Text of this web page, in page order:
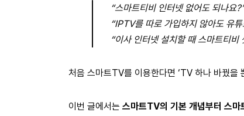
“스마트티비 인터넷 없어도 되나요
“IPTV를 따로 가입하지 않아도 유
“이사 인터넷 설치할 때 스마트티비
처음 스마트TV를 이용한다면 ‘TV 하나 바꿨을
이번 글에서는 스마트TV의 기본 개념부터 스마